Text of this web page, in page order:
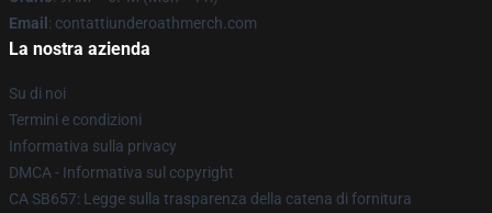
Email : contattiunderoathmerch.com
La nostra azienda
Su di noi
Termini e condizioni
Informativa sulla privacy
DMCA - Informativa sul copyright
CA SB657: Legge sulla trasparenza della catena di fornitura